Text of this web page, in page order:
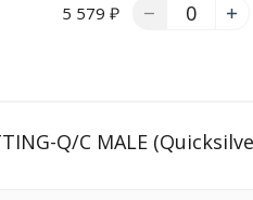
5 579 ₽
Q/C MALE